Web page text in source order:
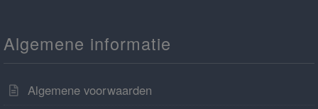
Algemene informatie
Algemene voorwaarden